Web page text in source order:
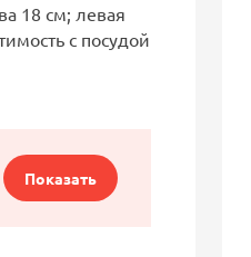
18 см; левая
с посудой
Показать